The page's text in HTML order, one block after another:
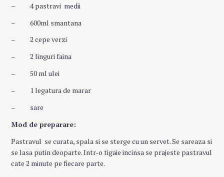
– 4 pastravi medii
– 600ml smantana
– 2 cepe verzi
– 2 linguri faina
– 50 ml ulei
– 1 legatura de marar
– sare
Mod de preparare:
Pastravul se curata, spala si se sterge cu un servet. Se sareaza si
se lasa putin deoparte. Intr-o tigaie incinsa se prajeste pastravul
cate 2 minute pe fiecare parte.